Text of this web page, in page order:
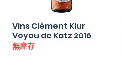
快速瀏覽
Vins Clément Klur
Voyou de Katz 2016
無庫存